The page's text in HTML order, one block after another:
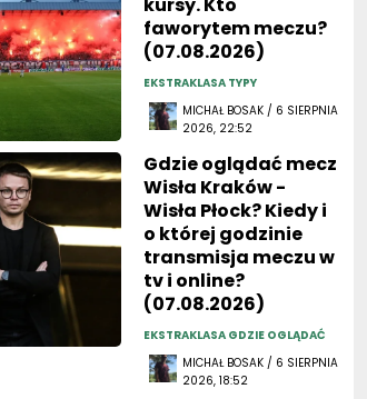
faworytem meczu?
(07.08.2026)
EKSTRAKLASA TYPY
MICHAŁ BOSAK / 6 SIERPNIA
2026, 22:52
Gdzie oglądać mecz
Wisła Kraków -
Wisła Płock? Kiedy i
o której godzinie
transmisja meczu w
tv i online?
(07.08.2026)
EKSTRAKLASA GDZIE OGLĄDAĆ
MICHAŁ BOSAK / 6 SIERPNIA
2026, 18:52